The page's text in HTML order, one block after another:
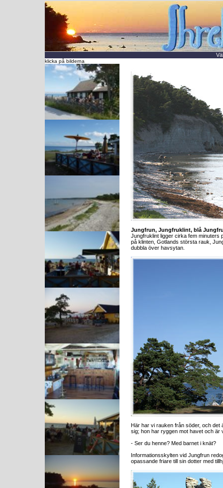
klicka på bilderna
Jungfrun, Jungfruklint, blå
Jungfruklint ligger cirka fem minuters
på klinten, Gotlands största rauk,
dubbla över havsytan.
Här har vi rauken från söder, och det
sig; hon har ryggen mot havet och är
- Ser du henne? Med barnet i knät?
Informationsskylten vid Jungfrun
opassande friare till sin dotter med